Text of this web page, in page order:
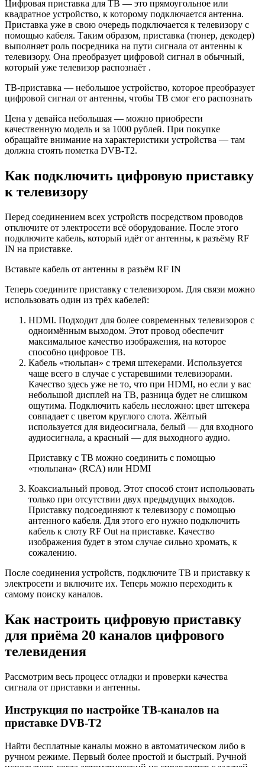
Цифровая приставка для ТВ — это прямоугольное или
квадратное устройство, к которому подключается антенна.
Приставка уже в свою очередь подключается к телевизору с
помощью кабеля. Таким образом, приставка (тюнер, декодер)
выполняет роль посредника на пути сигнала от антенны к
телевизору. Она преобразует цифровой сигнал в обычный,
который уже телевизор распознаёт .
ТВ-приставка — небольшое устройство, которое преобразует
цифровой сигнал от антенны, чтобы ТВ смог его распознать
Цена у девайса небольшая — можно приобрести
качественную модель и за 1000 рублей. При покупке
обращайте внимание на характеристики устройства — там
должна стоять пометка DVB-T2.
Как подключить цифровую приставку
к телевизору
Перед соединением всех устройств посредством проводов
отключите от электросети всё оборудование. После этого
подключите кабель, который идёт от антенны, к разъёму RF
IN на приставке.
Вставьте кабель от антенны в разъём RF IN
Теперь соедините приставку с телевизором. Для связи можно
использовать один из трёх кабелей:
HDMI. Подходит для более современных телевизоров с
одноимённым выходом. Этот провод обеспечит
максимальное качество изображения, на которое
способно цифровое ТВ.
Кабель «тюльпан» с тремя штекерами. Используется
чаще всего в случае с устаревшими телевизорами.
Качество здесь уже не то, что при HDMI, но если у вас
небольшой дисплей на ТВ, разница будет не слишком
ощутима. Подключить кабель несложно: цвет штекера
совпадает с цветом круглого слота. Жёлтый
используется для видеосигнала, белый — для входного
аудиосигнала, а красный — для выходного аудио.
Приставку с ТВ можно соединить с помощью
«тюльпана» (RCA) или HDMI
Коаксиальный провод. Этот способ стоит использовать
только при отсутствии двух предыдущих выходов.
Приставку подсоединяют к телевизору с помощью
антенного кабеля. Для этого его нужно подключить
кабель к слоту RF Out на приставке. Качество
изображения будет в этом случае сильно хромать, к
сожалению.
После соединения устройств, подключите ТВ и приставку к
электросети и включите их. Теперь можно переходить к
самому поиску каналов.
Как настроить цифровую приставку
для приёма 20 каналов цифрового
телевидения
Рассмотрим весь процесс отладки и проверки качества
сигнала от приставки и антенны.
Инструкция по настройке ТВ-каналов на
приставке DVB-T2
Найти бесплатные каналы можно в автоматическом либо в
ручном режиме. Первый более простой и быстрый. Ручной